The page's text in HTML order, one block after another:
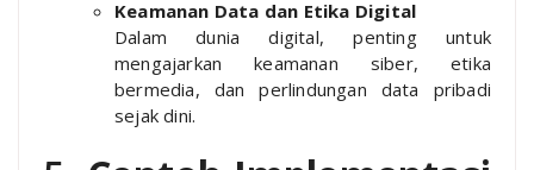
Keamanan Data dan Etika Digital
Dalam dunia digital, penting untuk
mengajarkan keamanan siber, etika
bermedia, dan perlindungan data pribadi
sejak dini.